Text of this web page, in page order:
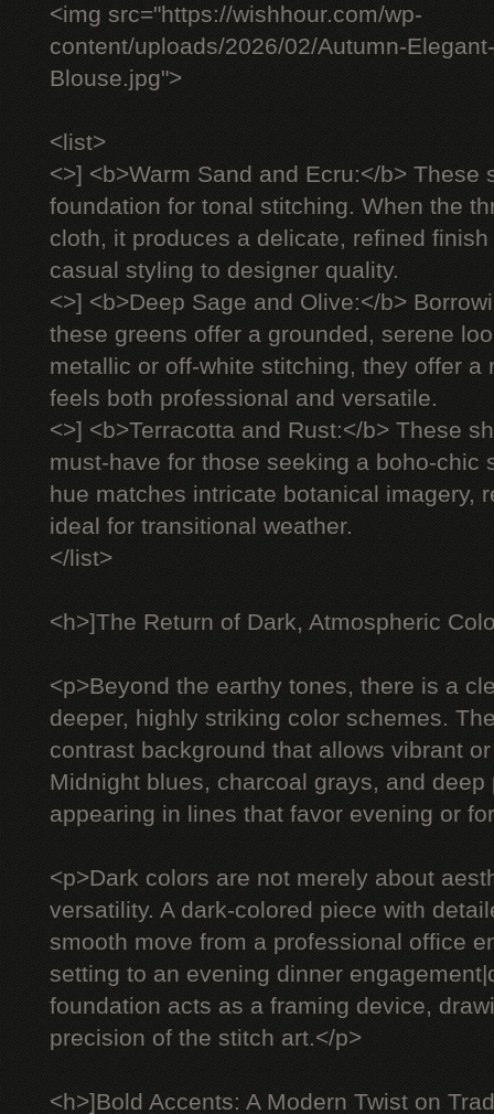
<img src="https://wishhour.com/wp-
content/uploads/2026/02/Autumn-
Blouse.jpg">
<list>
<>] <b>Warm Sand and Ecru:</b>
foundation for tonal stitching. When the
cloth, it produces a delicate, refined
casual styling to designer quality.
<>] <b>Deep Sage and Olive:</b>
these greens offer a grounded, serene
metallic or off-white stitching, they offer a
feels both professional and versatile.
<>] <b>Terracotta and Rust:</b> These
must-have for those seeking a boho-chic
hue matches intricate botanical imagery,
ideal for transitional weather.
</list>
<h>]The Return of Dark, Atmospheric
<p>Beyond the earthy tones, there is a
deeper, highly striking color schemes.
contrast background that allows vibrant
Midnight blues, charcoal grays, and
appearing in lines that favor evening or
<p>Dark colors are not merely about
versatility. A dark-colored piece with
smooth move from a professional office
setting to an evening dinner
foundation acts as a framing device,
precision of the stitch art.</p>
<h>]Bold Accents: A Modern Twist on